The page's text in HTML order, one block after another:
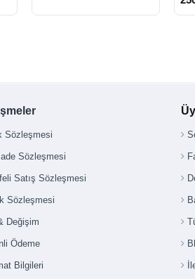
Sözleşmesi
Sözleşmesi
Satış Sözleşmesi
Sözleşmesi
Değişim
Ödeme
Bilgileri